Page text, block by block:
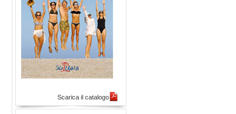
Scarica il catalogo